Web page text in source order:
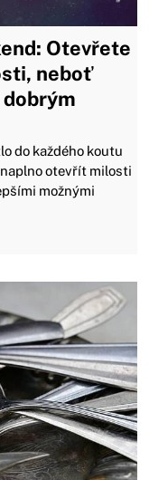
Otevřete
neboť
do každého koutu
naplno otevřít milosti
možnými